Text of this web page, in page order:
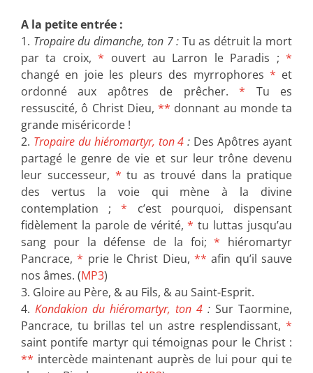
A la petite entrée :
1. Tropaire du dimanche, ton 7 : Tu as détruit la mort
par ta croix,* ouvert au Larron le Paradis ;*
changé en joie les pleurs des myrrophores * et
ordonné aux apôtres de prêcher.* Tu es
ressuscité, ô Christ Dieu, ** donnant au monde ta
grande miséricorde !
2. Tropaire du hiéromartyr, ton 4 : Des Apôtres ayant
partagé le genre de vie et sur leur trône devenu
leur successeur, * tu as trouvé dans la pratique
des vertus la voie qui mène à la divine
contemplation ;* c’est pourquoi, dispensant
fidèlement la parole de vérité,* tu luttas jusqu’au
sang pour la défense de la foi;* hiéromartyr
Pancrace,* prie le Christ Dieu,** afin qu’il sauve
nos âmes. (MP3)
3. Gloire au Père, & au Fils, & au Saint-Esprit.
4. Kondakion du hiéromartyr, ton 4 : Sur Taormine,
Pancrace, tu brillas tel un astre resplendissant, *
saint pontife martyr qui témoignas pour le Christ :
** intercède maintenant auprès de lui pour qui te